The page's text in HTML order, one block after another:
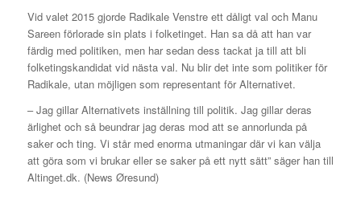
Vid valet 2015 gjorde Radikale Venstre ett dåligt val och Manu
Sareen förlorade sin plats i folketinget. Han sa då att han var
färdig med politiken, men har sedan dess tackat ja till att bli
folketingskandidat vid nästa val. Nu blir det inte som politiker för
Radikale, utan möjligen som representant för Alternativet.
– Jag gillar Alternativets inställning till politik. Jag gillar deras
ärlighet och så beundrar jag deras mod att se annorlunda på
saker och ting. Vi står med enorma utmaningar där vi kan välja
att göra som vi brukar eller se saker på ett nytt sätt” säger han till
Altinget.dk. (News Øresund)